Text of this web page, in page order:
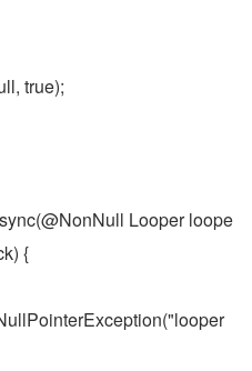
true);
Looper loope
{